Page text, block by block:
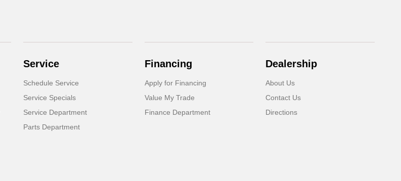
Service
Schedule Service
Service Specials
Service Department
Parts Department
Financing
Apply for Financing
Value My Trade
Finance Department
Dealership
About Us
Contact Us
Directions